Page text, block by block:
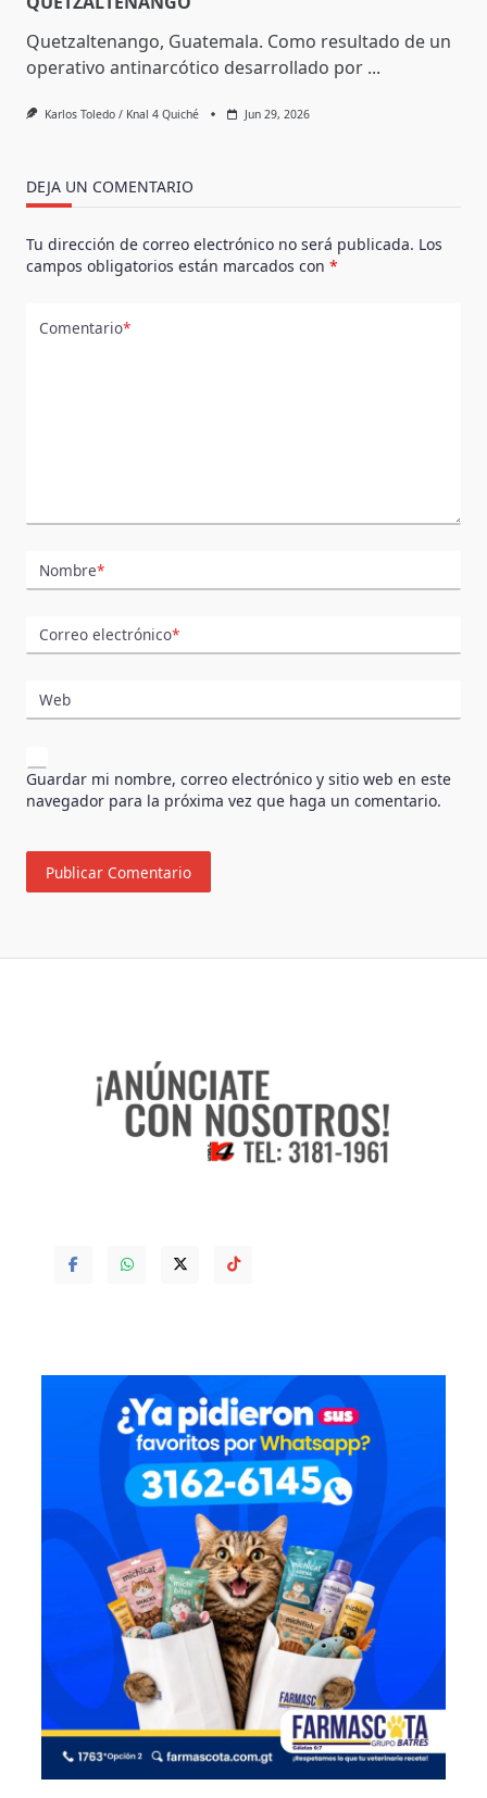
Quetzaltenango, Guatemala. Como resultado de un
operativo antinarcótico desarrollado por ...
Karlos Toledo / Knal 4 Quiché Jun 29, 2026
DEJA UN COMENTARIO
Tu dirección de correo electrónico no será publicada. Los
campos obligatorios están marcados con *
Comentario*
Nombre*
Correo electrónico*
Web
Guardar mi nombre, correo electrónico y sitio web en este
navegador para la próxima vez que haga un comentario.